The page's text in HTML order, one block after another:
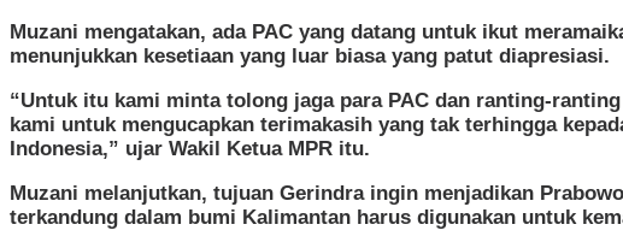
Muzani mengatakan, ada PAC yang datang untuk ikut
menunjukkan kesetiaan yang luar biasa yang patut diapresiasi.
“Untuk itu kami minta tolong jaga para PAC dan ranting-
kami untuk mengucapkan terimakasih yang tak terhingga
Indonesia,” ujar Wakil Ketua MPR itu.
Muzani melanjutkan, tujuan Gerindra ingin menjadikan
terkandung dalam bumi Kalimantan harus digunakan untuk